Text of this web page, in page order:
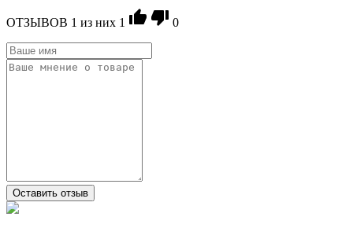
ОТЗЫВОВ 1 из ниx 1 0
Оставить отзыв